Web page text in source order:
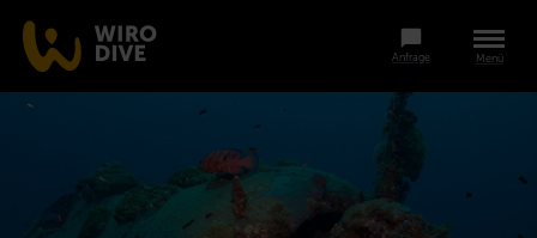
Menü
Anfrage